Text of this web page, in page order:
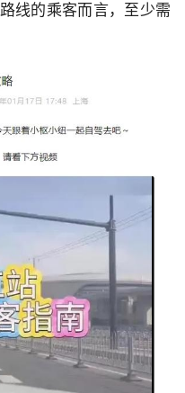
线的乘客而言，至少需